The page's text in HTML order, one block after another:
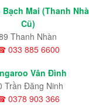
Bạch Mai (Thanh
Cũ)
Thanh Nhàn
033 885 6600
Vân Đình
Trần Đăng Ninh
0378 903 366